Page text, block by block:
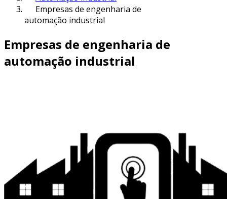
Empresas de engenharia de
automação industrial
Empresas de engenharia de
automação industrial